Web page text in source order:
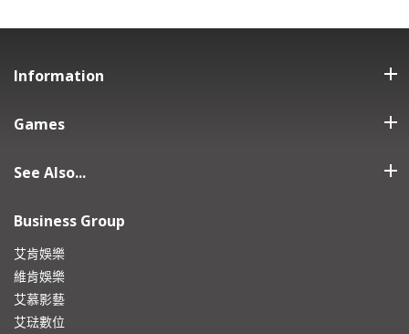
Information
Games
See Also...
Business Group
艾肯娛樂
維肯娛樂
艾慕影藝
艾琺數位